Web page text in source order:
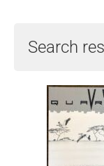
Search